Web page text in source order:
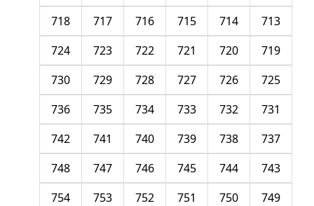
713
714
715
716
717
718
719
720
721
722
723
724
725
726
727
728
729
730
731
732
733
734
735
736
737
738
739
740
741
742
743
744
745
746
747
748
749
750
751
752
753
754